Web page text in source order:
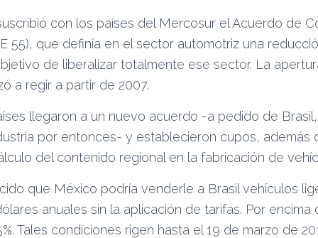
con los países del Mercosur el Acuerdo de
55), que definía en el sector automotriz una
de liberalizar totalmente ese sector. La
a regir a partir de 2007.
llegaron a un nuevo acuerdo -a pedido de
por entonces- y establecieron cupos, además
del contenido regional en la fabricación de
que México podría venderle a Brasil vehículos
anuales sin la aplicación de tarifas. Por encima
Tales condiciones rigen hasta el 19 de marzo de